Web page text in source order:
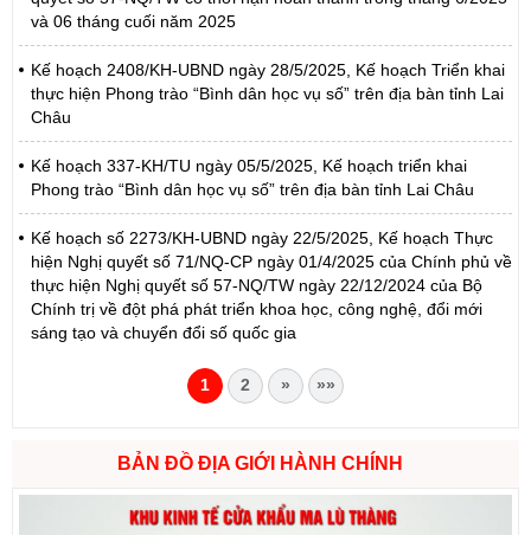
và 06 tháng cuối năm 2025
Kế hoạch 2408/KH-UBND ngày 28/5/2025, Kế hoạch Triển khai
thực hiện Phong trào “Bình dân học vụ số” trên địa bàn tỉnh Lai
Châu
Kế hoạch 337-KH/TU ngày 05/5/2025, Kế hoạch triển khai
Phong trào “Bình dân học vụ số” trên địa bàn tỉnh Lai Châu
Kế hoạch số 2273/KH-UBND ngày 22/5/2025, Kế hoạch Thực
hiện Nghị quyết số 71/NQ-CP ngày 01/4/2025 của Chính phủ về
thực hiện Nghị quyết số 57-NQ/TW ngày 22/12/2024 của Bộ
Chính trị về đột phá phát triển khoa học, công nghệ, đổi mới
sáng tạo và chuyển đổi số quốc gia
1 2 » »»
BẢN ĐỒ ĐỊA GIỚI HÀNH CHÍNH